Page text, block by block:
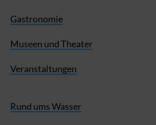
Gastronomie
Museen und Theater
Veranstaltungen
Rund ums Wasser